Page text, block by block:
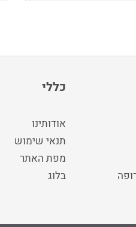
כללי
אודותינו
תנאי שימוש
מפת האתר
בלוג